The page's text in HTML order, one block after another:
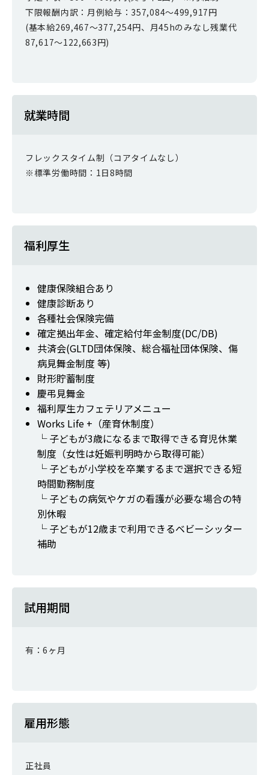
下限報酬内訳：月例給与：357,084～499,917円
(基本給269,467～377,254円、月45hのみなし残業代
87,617～122,663円)
就業時間
フレックスタイム制（コアタイムなし）
※標準労働時間：1日8時間
福利厚生
健康保険組合あり
健康診断あり
各種社会保険完備
確定拠出年金、確定給付年金制度(DC/DB)
共済会(GLTD団体保険、総合福祉団体保険、傷
病見舞金制度 等)
財形貯蓄制度
慶弔見舞金
福利厚生カフェテリアメニュー
Works Life +（産育休制度）
└ 子どもが3歳になるまで取得できる育児休業
制度（女性は妊娠判明時から取得可能）
└ 子どもが小学校を卒業するまで選択できる短
時間勤務制度
└ 子どもの病気やケガの看護が必要な場合の特
別休暇
└ 子どもが12歳まで利用できるベビーシッター
補助
試用期間
有：6ヶ月
雇用形態
正社員